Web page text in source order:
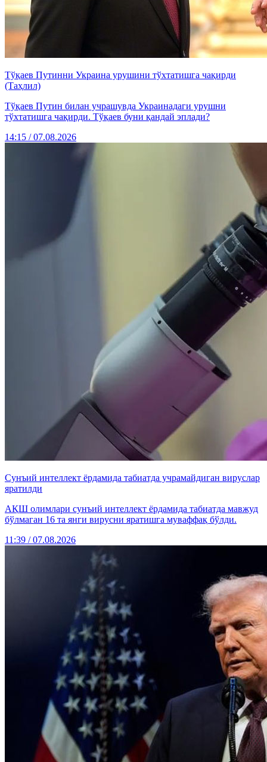
Тўқаев Путинни Украина урушини тўхтатишга чақирди
(Таҳлил)
Тўқаев Путин билан учрашувда Украинадаги урушни
тўхтатишга чақирди. Тўқаев буни қандай эплади?
14:15 / 07.08.2026
Сунъий интеллект ёрдамида табиатда учрамайдиган вируслар
яратилди
АҚШ олимлари сунъий интеллект ёрдамида табиатда мавжуд
бўлмаган 16 та янги вирусни яратишга муваффақ бўлди.
11:39 / 07.08.2026